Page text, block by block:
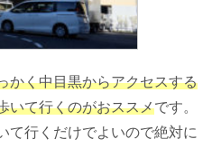
かく中目黒からアクセスする
いて行くのがおススメです。
て行くだけでよいので絶対に